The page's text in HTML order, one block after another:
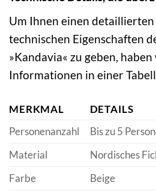
Um Ihnen einen
technischen Eigenschaften
»Kandavia« zu geben,
Informationen in einer
MERKMAL
DETAILS
Personenanzahl
Bis zu 5
Material
Nordisches
Farbe
Beige